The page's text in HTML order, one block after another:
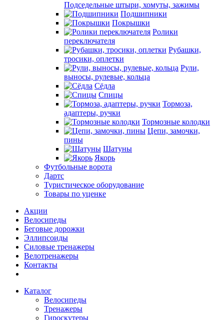
Подседельные штыри, хомуты, зажимы
Подшипники
Покрышки
Ролики
переключателя
Рубашки,
тросики, оплетки
Рули,
выносы, рулевые, кольца
Сёдла
Спицы
Тормоза,
адаптеры, ручки
Тормозные колодки
Цепи, замочки,
пины
Шатуны
Якорь
Футбольные ворота
Дартс
Туристическое оборудование
Товары по уценке
Акции
Велосипеды
Беговые дорожки
Эллипсоиды
Силовые тренажеры
Велотренажеры
Контакты
Каталог
Велосипеды
Тренажеры
Гироскутеры